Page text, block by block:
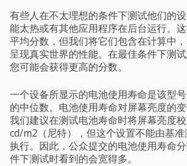
有些人在不太理想的条件下测试他们的
能太热或有其他应用程序在后台运行。
平均分数，但我们将它们包含在计算中
呈现真实世界的性能。在最佳条件下测
您可能会获得更高的分数。
一个设备所显示的电池使用寿命是该型
的中位数。电池使用寿命对屏幕亮度的
我们建议在测试电池寿命时将屏幕亮度
cd/m2（尼特），但这个设置不能由基
执行。因此，公众提交的电池使用寿命
件下测试时看到的会宽得多。